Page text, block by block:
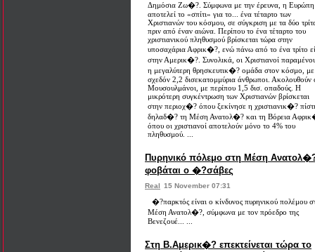
Δημόσια Ζω�?. Σύμφωνα με την έρευνα, η Ευρώπη
αποτελεί το «σπίτι» για το... ένα τέταρτο των
Χριστιανών του κόσμου, σε σύγκριση με τα δύο
πριν από έναν αιώνα. Περίπου το ένα τέταρτο του
χριστιανικού πληθυσμού βρίσκεται τώρα στην
υποσαχάρια Αφρικ�?, ενώ πάνω από το ένα τρίτο
στην Αμερικ�?. Συνολικά, οι Χριστιανοί
η μεγαλύτερη θρησκευτικ�? ομάδα στον κόσμο, με
σχεδόν 2,2 δισεκατομμύρια άνθρωποι. Ακολουθούν
Μουσουλμάνοι, με περίπου 1,5 δισ. οπαδούς. Η
μικρότερη συγκέντρωση των Χριστιανών βρίσκεται
στην περιοχ�? όπου ξεκίνησε η χριστιανικ�?
δηλαδ�? τη Μέση Ανατολ�? και τη Βόρεια
όπου οι χριστιανοί αποτελούν μόνο το 4% του
πληθυσμού. ...
Πυρηνικό πόλεμο στη Μέση
φοβάται ο �?σάβες
Real 15 November 07:31
�?παρκτός είναι ο κίνδυνος πυρηνικού πολέμου
Μέση Ανατολ�?, σύμφωνα με τον πρόεδρο της
Βενεζουέ... ...
Στη Β.Αμερικ�? επεκτείνεται τώρα το